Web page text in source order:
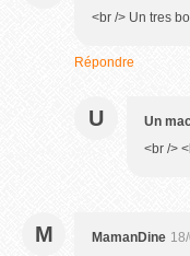
<br /> Un tres
Répondre
U Un
<br />
M MamanDine